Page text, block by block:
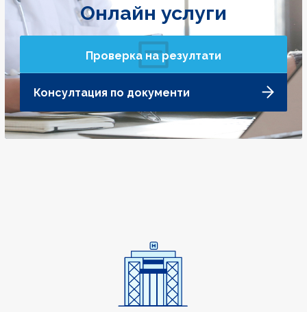
Онлайн услуги
Проверка на резултати
Консултация по документи